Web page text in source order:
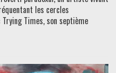
les cercles
Times, son septième